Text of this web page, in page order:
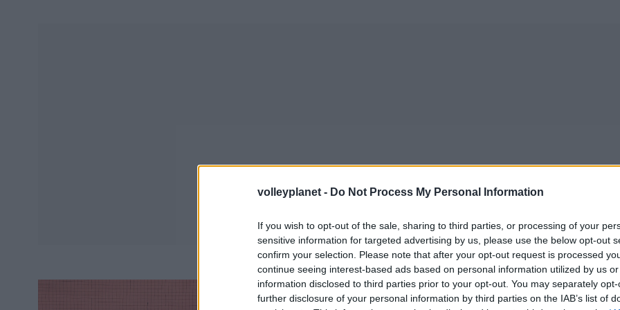
volleyplanet - Do Not Process My Personal Information
If you wish to opt-out of the sale, sharing to third parties, or processing of your
sensitive information for targeted advertising by us, please use the below opt-out
confirm your selection. Please note that after your opt-out request is processed
continue seeing interest-based ads based on personal information utilized by us
information disclosed to third parties prior to your opt-out. You may separately
further disclosure of your personal information by third parties on the IAB’s list of
ΟΛΥΜΠΙΑΚΟΙ ΑΓΩΝΕΣ 17/08/2016